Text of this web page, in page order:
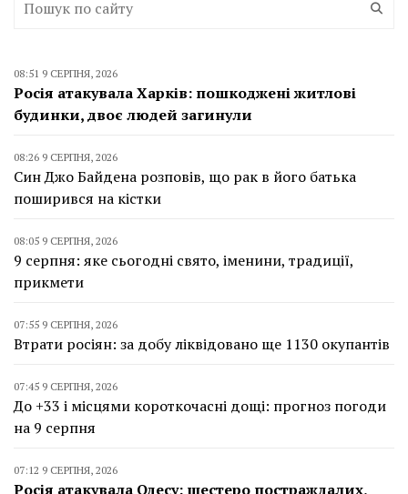
08:51 9 СЕРПНЯ, 2026
Росія атакувала Харків: пошкоджені житлові
будинки, двоє людей загинули
08:26 9 СЕРПНЯ, 2026
Син Джо Байдена розповів, що рак в його батька
поширився на кістки
08:05 9 СЕРПНЯ, 2026
9 серпня: яке сьогодні свято, іменини, традиції,
прикмети
07:55 9 СЕРПНЯ, 2026
Втрати росіян: за добу ліквідовано ще 1130 окупантів
07:45 9 СЕРПНЯ, 2026
До +33 і місцями короткочасні дощі: прогноз погоди
на 9 серпня
07:12 9 СЕРПНЯ, 2026
Росія атакувала Одесу: шестеро постраждалих,